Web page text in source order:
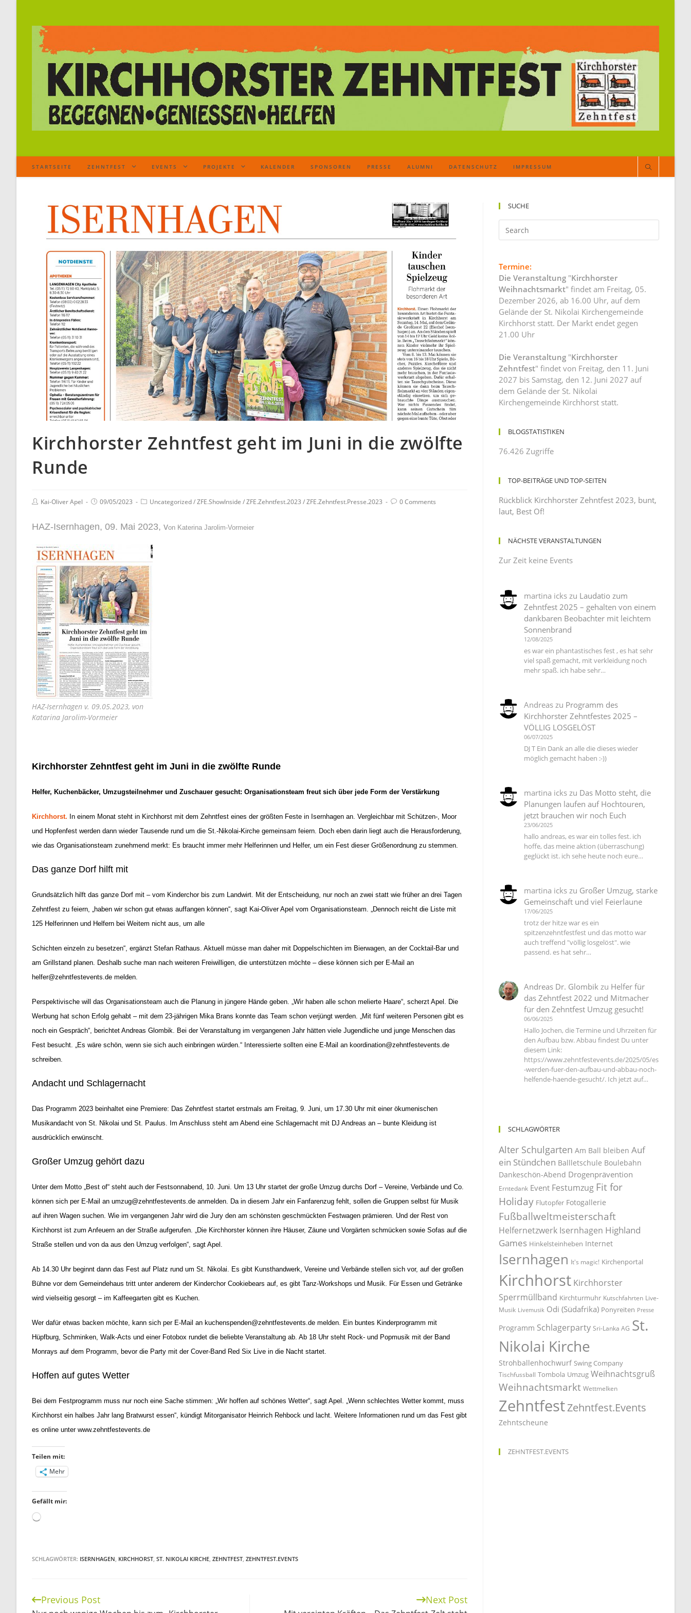
STARTSEITE ZEHNTFEST EVENTS PROJEKTE KALENDER SPONSOREN PRESSE ALUMNI DATENSCHUTZ IMPRESSUM
Kirchhorster Zehntfest geht im Juni in die zwölfte
Runde
Kai-Oliver Apel 09/05/2023 Uncategorized/ZFE.ShowInside /ZFE.Zehntfest.2023 /ZFE.Zehntfest.Presse.2023 0 Comments
HAZ-Isernhagen, 09. Mai 2023, von Katerina Jarolim-Vormeier
HAZ-Isernhagen v. 09.05.2023, von
Katarina Jarolim-Vormeier
Kirchhorster Zehntfest geht im Juni in die zwölfte Runde
Helfer, Kuchenbäcker, Umzugsteilnehmer und Zuschauer gesucht: Organisationsteam freut sich über jede Form der Verstärkung
Kirchhorst. In einem Monat steht in Kirchhorst mit dem Zehntfest eines der größten Feste in Isernhagen an. Vergleichbar mit Schützen-, Moor
und Hopfenfest werden dann wieder Tausende rund um die St.-Nikolai-Kirche gemeinsam feiern. Doch eben darin liegt auch die Herausforderung,
wie das Organisationsteam zunehmend merkt: Es braucht immer mehr Helferinnen und Helfer, um ein Fest dieser Größenordnung zu stemmen.
Das ganze Dorf hilft mit
Grundsätzlich hilft das ganze Dorf mit – vom Kinderchor bis zum Landwirt. Mit der Entscheidung, nur noch an zwei statt wie früher an drei Tagen
Zehntfest zu feiern, „haben wir schon gut etwas auffangen können“, sagt Kai-Oliver Apel vom Organisationsteam. „Dennoch reicht die Liste mit
125 Helferinnen und Helfern bei Weitem nicht aus, um alle
Schichten einzeln zu besetzen“, ergänzt Stefan Rathaus. Aktuell müsse man daher mit Doppelschichten im Bierwagen, an der Cocktail-Bar und
am Grillstand planen. Deshalb suche man nach weiteren Freiwilligen, die unterstützen möchte – diese können sich per E-Mail an
helfer@zehntfestevents.de melden.
Perspektivische will das Organisationsteam auch die Planung in jüngere Hände geben. „Wir haben alle schon melierte Haare“, scherzt Apel. Die
Werbung hat schon Erfolg gehabt – mit dem 23-jährigen Mika Brans konnte das Team schon verjüngt werden. „Mit fünf weiteren Personen gibt es
noch ein Gespräch“, berichtet Andreas Glombik. Bei der Veranstaltung im vergangenen Jahr hätten viele Jugendliche und junge Menschen das
Fest besucht. „Es wäre schön, wenn sie sich auch einbringen würden.“ Interessierte sollten eine E-Mail an koordination@zehntfestevents.de
schreiben.
Andacht und Schlagernacht
Das Programm 2023 beinhaltet eine Premiere: Das Zehntfest startet erstmals am Freitag, 9. Juni, um 17.30 Uhr mit einer ökumenischen
Musikandacht von St. Nikolai und St. Paulus. Im Anschluss steht am Abend eine Schlagernacht mit DJ Andreas an – bunte Kleidung ist
ausdrücklich erwünscht.
Großer Umzug gehört dazu
Unter dem Motto „Best of“ steht auch der Festsonnabend, 10. Juni. Um 13 Uhr startet der große Umzug durchs Dorf – Vereine, Verbände und Co.
können sich per E-Mail an umzug@zehntfestevents.de anmelden.
Da in diesem Jahr ein Fanfarenzug fehlt, sollen die Gruppen selbst für Musik
auf ihren Wagen suchen. Wie im vergangenen Jahr wird die Jury den am schönsten geschmückten Festwagen prämieren. Und der Rest von
Kirchhorst ist zum Anfeuern an der Straße aufgerufen. „Die Kirchhorster können ihre Häuser, Zäune und Vorgärten schmücken sowie Sofas auf die
Straße stellen und von da aus den Umzug verfolgen“, sagt Apel.
Ab 14.30 Uhr beginnt dann das Fest auf Platz rund um St. Nikolai. Es gibt Kunsthandwerk, Vereine und Verbände stellen sich vor, auf der großen
Bühne vor dem Gemeindehaus tritt unter anderem der Kinderchor Cookiebears auf, es gibt Tanz-Workshops und Musik. Für Essen und Getränke
wird vielseitig gesorgt – im Kaffeegarten gibt es Kuchen.
Wer dafür etwas backen möchte, kann sich per E-Mail an kuchenspenden@zehntfestevents.de melden. Ein buntes Kinderprogramm mit
Hüpfburg, Schminken, Walk-Acts und einer Fotobox rundet die beliebte Veranstaltung ab. Ab 18 Uhr steht Rock- und Popmusik mit der Band
Monrays auf dem Programm, bevor die Party mit der Cover-Band Red Six Live in die Nacht startet.
Hoffen auf gutes Wetter
Bei dem Festprogramm muss nur noch eine Sache stimmen: „Wir hoffen auf schönes Wetter“, sagt Apel. „Wenn schlechtes Wetter kommt, muss
Kirchhorst ein halbes Jahr lang Bratwurst essen“, kündigt Mitorganisator Heinrich Rehbock und lacht. Weitere Informationen rund um das Fest gibt
es online unter www.zehntfestevents.de
Teilen mit:
Mehr
Gefällt mir:
Wird
SCHLAGWÖRTER: ISERNHAGEN KIRCHHORST ST. NIKOLAI KIRCHE ZEHNTFEST ZEHNTFEST.EVENTS
Continue
Previous Post Next Post
SUCHE
Termine:
Die Veranstaltung "Kirchhorster
Weihnachtsmarkt" findet am Freitag, 05.
Dezember 2026, ab 16.00 Uhr, auf dem
Gelände der St. Nikolai Kirchengemeinde
Kirchhorst statt. Der Markt endet gegen
21.00 Uhr
Die Veranstaltung "Kirchhorster
Zehntfest" findet von Freitag, den 11. Juni
2027 bis Samstag, den 12. Juni 2027 auf
dem Gelände der St. Nikolai
Kirchengemeinde Kirchhorst statt.
BLOGSTATISTIKEN
76.426 Zugriffe
TOP-BEITRÄGE UND TOP-SEITEN
Rückblick Kirchhorster Zehntfest 2023, bunt,
laut, Best Of!
NÄCHSTE VERANSTALTUNGEN
Zur Zeit keine Events
martina icks zu Laudatio zum
Zehntfest 2025 – gehalten von einem
dankbaren Beobachter mit leichtem
Sonnenbrand
12/08/2025
es war ein phantastisches fest , es hat sehr
viel spaß gemacht, mit verkleidung noch
mehr spaß. ich habe sehr…
Andreas zu Programm des
Kirchhorster Zehntfestes 2025 –
VÖLLIG LOSGELÖST
06/07/2025
DJ T Ein Dank an alle die dieses wieder
möglich gemacht haben :-))
martina icks zu Das Motto steht, die
Planungen laufen auf Hochtouren,
jetzt brauchen wir noch Euch
23/06/2025
hallo andreas, es war ein tolles fest. ich
hoffe, das meine aktion (überraschung)
geglückt ist. ich sehe heute noch eure…
martina icks zu Großer Umzug, starke
Gemeinschaft und viel Feierlaune
17/06/2025
trotz der hitze war es ein
spitzenzehntfestfest und das motto war
auch treffend "völlig losgelöst". wie
passend. es hat sehr…
Andreas Dr. Glombik zu Helfer für
das Zehntfest 2022 und Mitmacher
für den Zehntfest Umzug gesucht!
06/06/2025
Hallo Jochen, die Termine und Uhrzeiten für
den Aufbau bzw. Abbau findest Du unter
diesem Link:
https://www.zehntfestevents.de/2025/05/es
-werden-fuer-den-aufbau-und-abbau-noch-
helfende-haende-gesucht/. Ich jetzt auf…
SCHLAGWÖRTER
Alter Schulgarten Am Ball bleiben Auf
ein Stündchen Ballletschule Boulebahn
Dankeschön-Abend Drogenprävention
Erntedank Event Festumzug Fit for
Holiday Flutopfer Fotogallerie
Fußballweltmeisterschaft
Helfernetzwerk Isernhagen Highland
Games Hinkelsteinheben Internet
Isernhagen It's magic! Kirchenportal
Kirchhorst Kirchhorster
Sperrmüllband Kirchturmuhr Kutschfahrten Live-
Musik Livemusik Odi (Südafrika) Ponyreiten Presse
Programm Schlagerparty Sri-Lanka AG St.
Nikolai Kirche
Strohballenhochwurf Swing Company
Tischfussball Tombola Umzug Weihnachtsgruß
Weihnachtsmarkt Wettmelken
ZehntfestZehntfest.Events
Zehntscheune
ZEHNTFEST.EVENTS